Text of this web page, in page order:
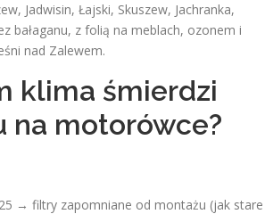
Jadwisin, Łajski, Skuszew, Jachranka,
bałaganu, z folią na meblach, ozonem i
nad Zalewem.
klima śmierdzi
na motorówce?
→ filtry zapomniane od montażu (jak stare